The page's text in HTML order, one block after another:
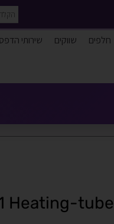
חלפים שווקים
שירותי